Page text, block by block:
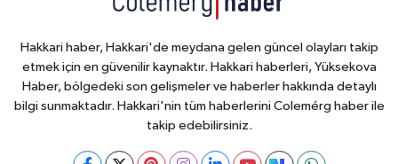
Hakkari haber, Hakkari'de meydana gelen güncel olayları takip
etmek için en güvenilir kaynaktır. Hakkari haberleri, Yüksekova
Haber, bölgedeki son gelişmeler ve haberler hakkında detaylı
bilgi sunmaktadır. Hakkari'nin tüm haberlerini Colemérg haber ile
takip edebilirsiniz.